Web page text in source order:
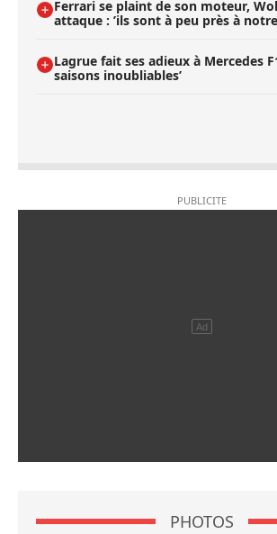
Ferrari se plaint de son moteur,
attaque : ’ils sont à peu près à
Lagrue fait ses adieux à Mercedes
saisons inoubliables’
PHOTOS